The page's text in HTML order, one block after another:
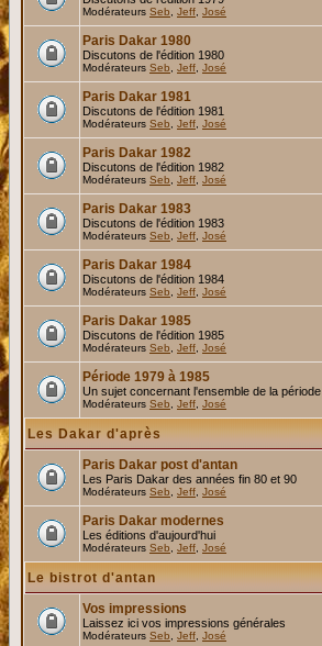
Modérateurs Seb Jeff José
Paris Dakar 1980
Discutons de l'édition 1980
Modérateurs Seb Jeff José
Paris Dakar 1981
Discutons de l'édition 1981
Modérateurs Seb Jeff José
Paris Dakar 1982
Discutons de l'édition 1982
Modérateurs Seb Jeff José
Paris Dakar 1983
Discutons de l'édition 1983
Modérateurs Seb Jeff José
Paris Dakar 1984
Discutons de l'édition 1984
Modérateurs Seb Jeff José
Paris Dakar 1985
Discutons de l'édition 1985
Modérateurs Seb Jeff José
Période 1979 à 1985
Un sujet concernant l'ensemble de la période
Modérateurs Seb Jeff José
Les Dakar d'après
Paris Dakar post d'antan
Les Paris Dakar des années fin 80 et 90
Modérateurs Seb Jeff José
Paris Dakar modernes
Les éditions d'aujourd'hui
Modérateurs Seb Jeff José
Le bistrot d'antan
Vos impressions
Laissez ici vos impressions générales
Modérateurs Seb Jeff José